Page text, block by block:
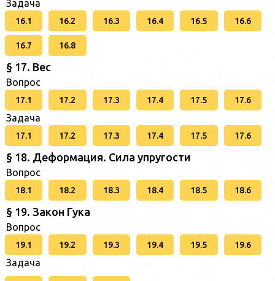
Задача
16.1 16.2 16.3 16.4 16.5 16.6
16.7 16.8
§ 17. Вес
Вопрос
17.1 17.2 17.3 17.4 17.5 17.6
Задача
17.1 17.2 17.3 17.4 17.5 17.6
§ 18. Деформация. Сила упругости
Вопрос
18.1 18.2 18.3 18.4 18.5 18.6
§ 19. Закон Гука
Вопрос
19.1 19.2 19.3 19.4 19.5 19.6
Задача